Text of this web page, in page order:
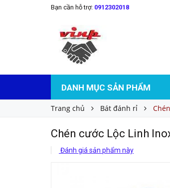
Bạn cần hỗ trợ: 0912302018
DANH MỤC SẢN PHẨM
Trang chủ Bát đánh rỉ
Chén cước Lộc Linh
Đánh giá sản phẩm này
Chén cước Lộc Linh Inox